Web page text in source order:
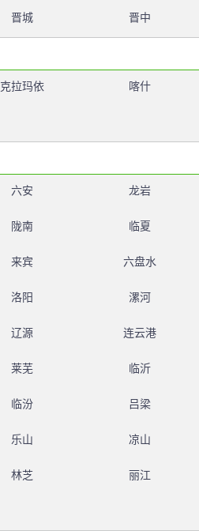
晋城 晋中
克拉玛依 喀什
六安 龙岩
陇南 临夏
来宾 六盘水
洛阳 漯河
辽源 连云港
莱芜 临沂
临汾 吕梁
乐山 凉山
林芝 丽江